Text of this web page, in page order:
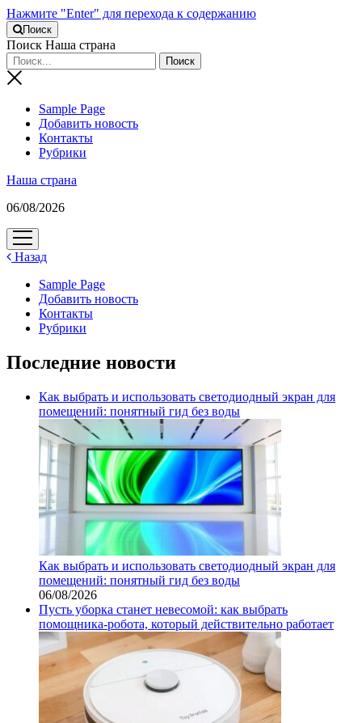
Нажмите "Enter" для перехода к содержанию
Поиск
Поиск Наша страна
Sample Page
Добавить новость
Контакты
Рубрики
Наша страна
06/08/2026
открыть
меню
Назад
Sample Page
Добавить новость
Контакты
Рубрики
Последние новости
Как выбрать и использовать светодиодный экран для
помещений: понятный гид без воды
Как выбрать и использовать светодиодный экран для
помещений: понятный гид без воды
06/08/2026
Пусть уборка станет невесомой: как выбрать
помощника‑робота, который действительно работает